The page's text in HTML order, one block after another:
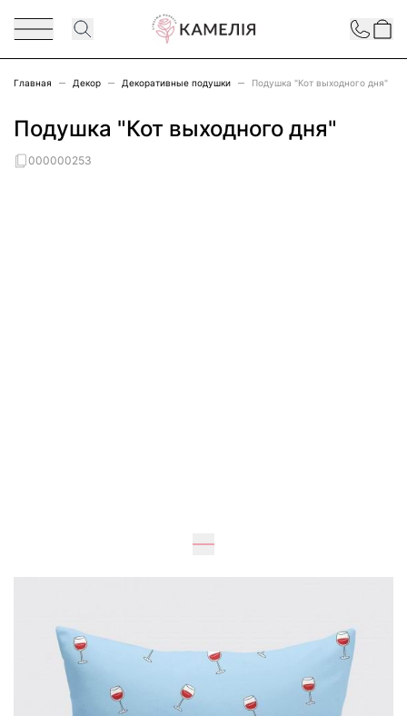
Перейти к содержимому
Contact
Главная Декор Декоративные подушки Подушка "Кот выходного дня"
Подушка "Кот выходного дня"
000000253
Ожидается
см